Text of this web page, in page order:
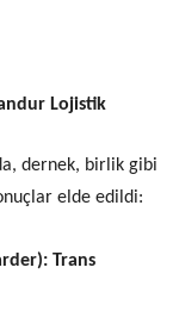
Lojistik
dernek, birlik gibi
elde edildi:
Trans